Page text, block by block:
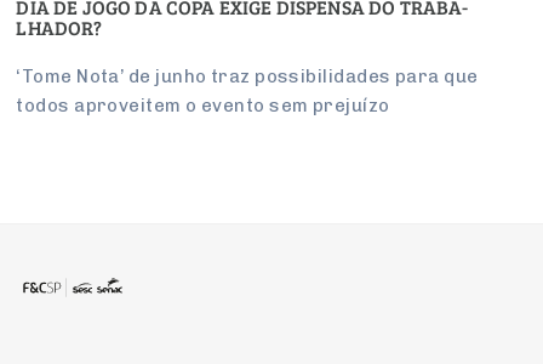
DIA DE JOGO DA COPA EXIGE DIS­PENSA DO TRA­BA­
LHADOR?
‘Tome Nota’ de junho traz pos­si­bi­li­dades para que
todos apro­veitem o evento sem pre­juízo